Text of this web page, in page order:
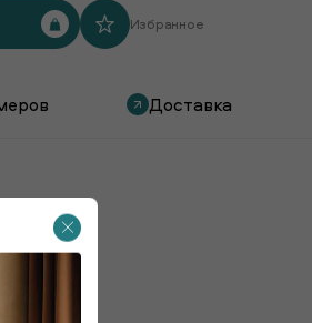
Избранное
Доставка